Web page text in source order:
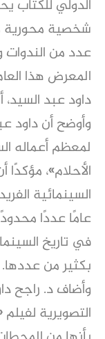
الدولي للكتاب
شخصية محورية
عدد من
المعرض هذا
داود عبد السيد،
وأوضح أن داود
لمعظم أعماله
الأحلام»،
السينمائية
عامًا عددًا محدودًا
في تاريخ
بكثير من عددها.
وأضاف د. راجح
التصويرية